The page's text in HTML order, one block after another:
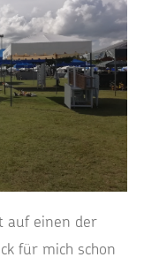
auf einen der
für mich schon